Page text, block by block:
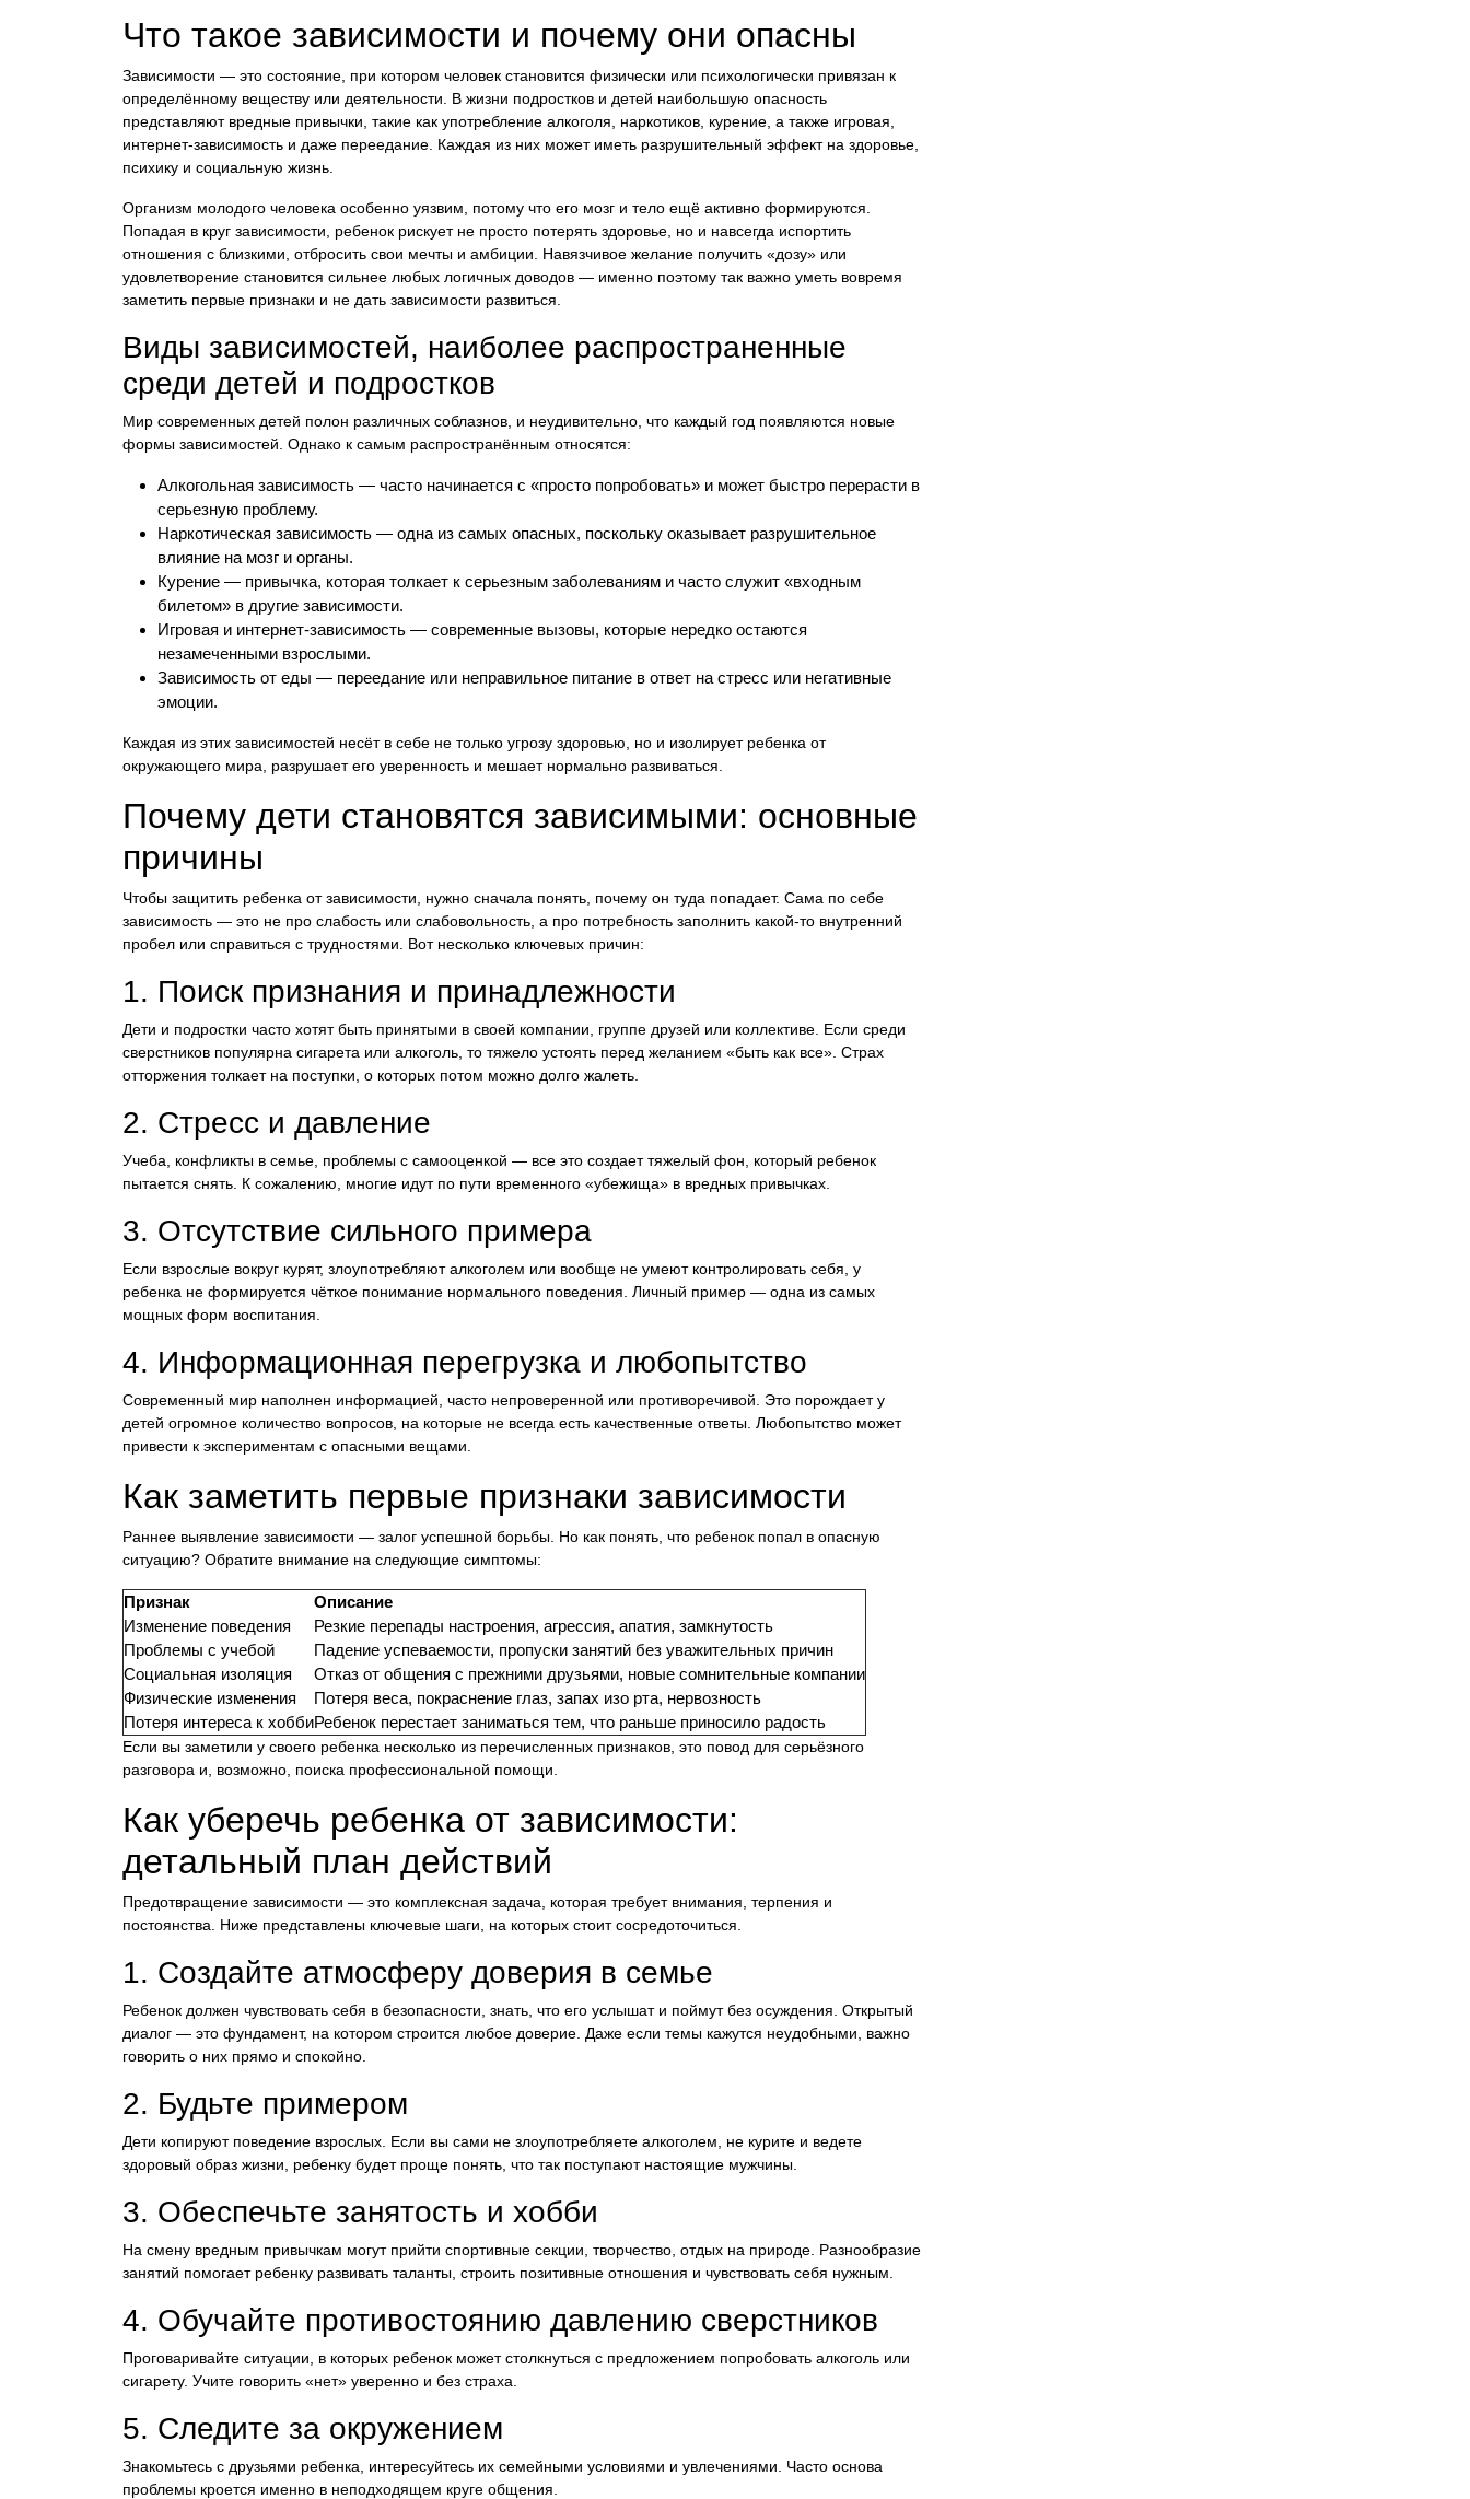
Что такое зависимости и почему они опасны
Зависимости — это состояние, при котором человек становится физически или психологически привязан к
определённому веществу или деятельности. В жизни подростков и детей наибольшую опасность
представляют вредные привычки, такие как употребление алкоголя, наркотиков, курение, а также игровая,
интернет-зависимость и даже переедание. Каждая из них может иметь разрушительный эффект на здоровье,
психику и социальную жизнь.
Организм молодого человека особенно уязвим, потому что его мозг и тело ещё активно формируются.
Попадая в круг зависимости, ребенок рискует не просто потерять здоровье, но и навсегда испортить
отношения с близкими, отбросить свои мечты и амбиции. Навязчивое желание получить «дозу» или
удовлетворение становится сильнее любых логичных доводов — именно поэтому так важно уметь вовремя
заметить первые признаки и не дать зависимости развиться.
Виды зависимостей, наиболее распространенные
среди детей и подростков
Мир современных детей полон различных соблазнов, и неудивительно, что каждый год появляются новые
формы зависимостей. Однако к самым распространённым относятся:
Алкогольная зависимость — часто начинается с «просто попробовать» и может быстро перерасти в
серьезную проблему.
Наркотическая зависимость — одна из самых опасных, поскольку оказывает разрушительное
влияние на мозг и органы.
Курение — привычка, которая толкает к серьезным заболеваниям и часто служит «входным
билетом» в другие зависимости.
Игровая и интернет-зависимость — современные вызовы, которые нередко остаются
незамеченными взрослыми.
Зависимость от еды — переедание или неправильное питание в ответ на стресс или негативные
эмоции.
Каждая из этих зависимостей несёт в себе не только угрозу здоровью, но и изолирует ребенка от
окружающего мира, разрушает его уверенность и мешает нормально развиваться.
Почему дети становятся зависимыми: основные
причины
Чтобы защитить ребенка от зависимости, нужно сначала понять, почему он туда попадает. Сама по себе
зависимость — это не про слабость или слабовольность, а про потребность заполнить какой-то внутренний
пробел или справиться с трудностями. Вот несколько ключевых причин:
1. Поиск признания и принадлежности
Дети и подростки часто хотят быть принятыми в своей компании, группе друзей или коллективе. Если среди
сверстников популярна сигарета или алкоголь, то тяжело устоять перед желанием «быть как все». Страх
отторжения толкает на поступки, о которых потом можно долго жалеть.
2. Стресс и давление
Учеба, конфликты в семье, проблемы с самооценкой — все это создает тяжелый фон, который ребенок
пытается снять. К сожалению, многие идут по пути временного «убежища» в вредных привычках.
3. Отсутствие сильного примера
Если взрослые вокруг курят, злоупотребляют алкоголем или вообще не умеют контролировать себя, у
ребенка не формируется чёткое понимание нормального поведения. Личный пример — одна из самых
мощных форм воспитания.
4. Информационная перегрузка и любопытство
Современный мир наполнен информацией, часто непроверенной или противоречивой. Это порождает у
детей огромное количество вопросов, на которые не всегда есть качественные ответы. Любопытство может
привести к экспериментам с опасными вещами.
Как заметить первые признаки зависимости
Раннее выявление зависимости — залог успешной борьбы. Но как понять, что ребенок попал в опасную
ситуацию? Обратите внимание на следующие симптомы:
Признак
Описание
Изменение поведения
Резкие перепады настроения, агрессия, апатия, замкнутость
Проблемы с учебой
Падение успеваемости, пропуски занятий без уважительных причин
Социальная изоляция
Отказ от общения с прежними друзьями, новые сомнительные компании
Физические изменения
Потеря веса, покраснение глаз, запах изо рта, нервозность
Потеря интереса к хоббиРебенок перестает заниматься тем, что раньше приносило радость
Если вы заметили у своего ребенка несколько из перечисленных признаков, это повод для серьёзного
разговора и, возможно, поиска профессиональной помощи.
Как уберечь ребенка от зависимости:
детальный план действий
Предотвращение зависимости — это комплексная задача, которая требует внимания, терпения и
постоянства. Ниже представлены ключевые шаги, на которых стоит сосредоточиться.
1. Создайте атмосферу доверия в семье
Ребенок должен чувствовать себя в безопасности, знать, что его услышат и поймут без осуждения. Открытый
диалог — это фундамент, на котором строится любое доверие. Даже если темы кажутся неудобными, важно
говорить о них прямо и спокойно.
2. Будьте примером
Дети копируют поведение взрослых. Если вы сами не злоупотребляете алкоголем, не курите и ведете
здоровый образ жизни, ребенку будет проще понять, что так поступают настоящие мужчины.
3. Обеспечьте занятость и хобби
На смену вредным привычкам могут прийти спортивные секции, творчество, отдых на природе. Разнообразие
занятий помогает ребенку развивать таланты, строить позитивные отношения и чувствовать себя нужным.
4. Обучайте противостоянию давлению сверстников
Проговаривайте ситуации, в которых ребенок может столкнуться с предложением попробовать алкоголь или
сигарету. Учите говорить «нет» уверенно и без страха.
5. Следите за окружением
Знакомьтесь с друзьями ребенка, интересуйтесь их семейными условиями и увлечениями. Часто основа
проблемы кроется именно в неподходящем круге общения.